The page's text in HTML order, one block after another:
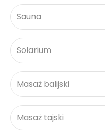
Sauna
Solarium
Masaż balijski
Masaż tajski